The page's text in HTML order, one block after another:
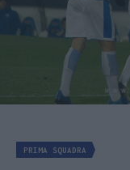
PRIMA SQUADRA